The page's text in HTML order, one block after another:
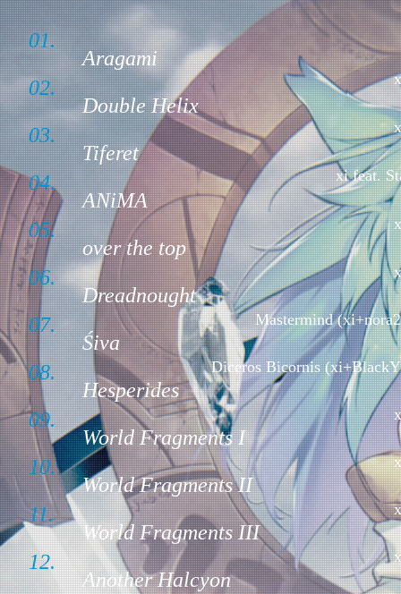
01.
02.
03.
04.
05.
06.
07.
08.
09.
10.
11.
12.
Aragami
Double Helix
Tiferet
ANiMA
over the top
Dreadnought
Śiva
Hesperides
World Fragments I
World Fragments II
World Fragments III
Another Halcyon
xi feat.
Mastermind
Diceros Bicornis